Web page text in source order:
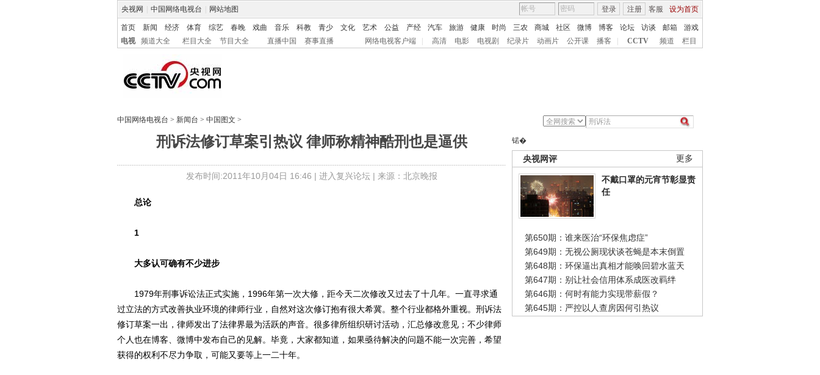
央视网 中国网络电视台 网站地图 客服 设为首页
登录 注册
首页 新闻 经济 体育 综艺 春晚 戏曲 音乐 科教 青少 文化 艺术 公益 产经 汽车 旅游 健康 时尚 三农 商城 社区 微博 博客 论坛 访谈 邮箱
游戏
电视
频道大全 栏目大全 节目大全 直播中国 赛事直播 网络电视客户端 高清 电影 电视剧 纪录片 动画片 公开课 播客 CCTV 频道 栏目
中国网络电视台 > 新闻台 > 中国图文 >
刑诉法修订草案引热议 律师称精神酷刑也是逼供
发布时间:2011年10月04日 16:46 | 进入复兴论坛| 来源：北京晚报
锘�
更多
央视网评
不戴口罩的元宵节彰显责
任
第650期：谁来医治“环保焦虑症”
第649期：无视公厕现状谈苍蝇是本末倒置
第648期：环保逼出真相才能唤回碧水蓝天
第647期：别让社会信用体系成医改羁绊
第646期：何时有能力实现带薪假？
第645期：严控以人查房因何引热议
总论
1
大多认可确有不少进步
1979年刑事诉讼法正式实施，1996年第一次大修，距今天二次修改又过去了十几年。一直寻求通
过立法的方式改善执业环境的律师行业，自然对这次修订抱有很大希冀。整个行业都格外重视。刑诉法
修订草案一出，律师发出了法律界最为活跃的声音。很多律所组织研讨活动，汇总修改意见；不少律师
个人也在博客、微博中发布自己的见解。毕竟，大家都知道，如果亟待解决的问题不能一次完善，希望
获得的权利不尽力争取，可能又要等上一二十年。